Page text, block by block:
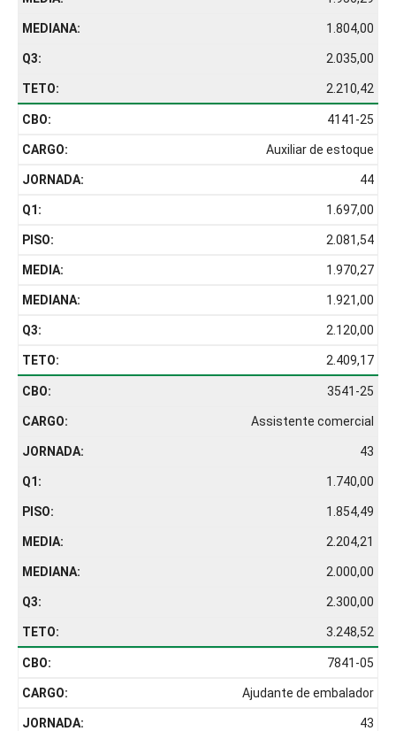
1.804,00
2.035,00
2.210,42
4141-25
Auxiliar de estoque
44
1.697,00
2.081,54
1.970,27
1.921,00
2.120,00
2.409,17
3541-25
Assistente comercial
43
1.740,00
1.854,49
2.204,21
2.000,00
2.300,00
3.248,52
7841-05
Ajudante de embalador
43